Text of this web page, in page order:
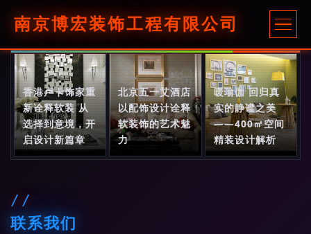
南京博宏装饰工程有限公司
香港卢卡饰家重
新诠释软装 从
选择到意境，开
启设计新篇章
北京五一艾酒店
以配饰设计诠释
软装饰的艺术魅
力
暖瑜伽 回归真
实的静谧之美
——400㎡空间
精装设计解析
联系我们